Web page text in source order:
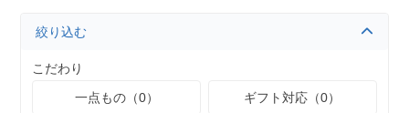
絞り込む
こだわり
一点もの（0）
ギフト対応（0）